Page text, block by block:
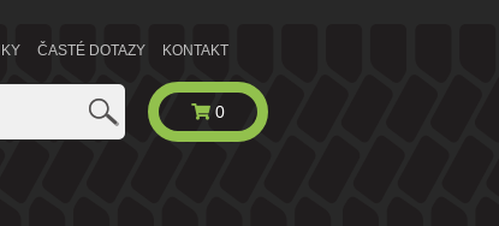
ČASTÉ DOTAZY KONTAKT
0